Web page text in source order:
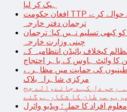
ہیک کر لیا
افغان حکومت TTP قیادت کو پاکستان کے حوالے کرے،
ترجمان دفتر خارجہ
کو کبھی تسلیم نہیں کیا: ترجمان
چینی وزارت خارجہ
کیخلاف بائیڈن انتظامیہ کے
کا وائٹ ہاوس کے باہر احتجاج
کی حمایت میں مظاہرہ،
مرکزی شاہراہ بلاک
رحم دل کہے جانےوالے جج
سرطان کا شکار ہوگئے
افراد کا حملہ؛ ویڈیو وائرل